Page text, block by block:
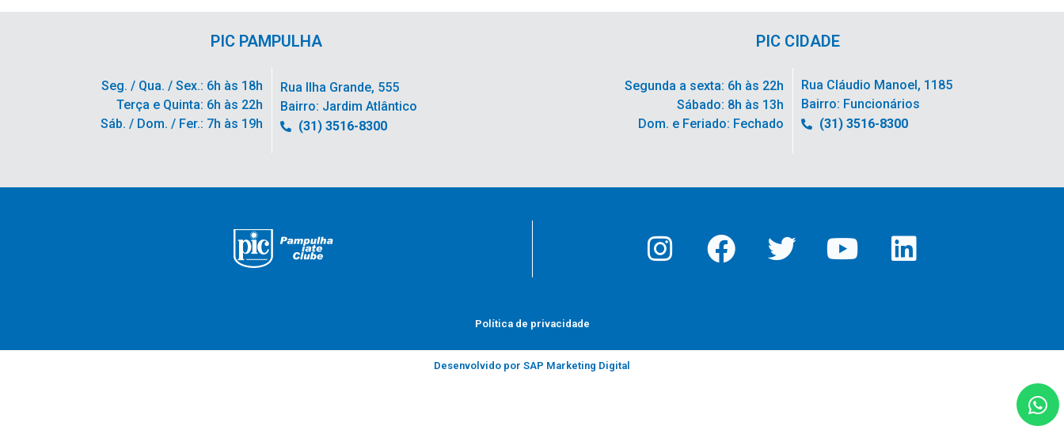
PIC PAMPULHA PIC CIDADE
Seg. / Qua. / Sex.: 6h às 18h
Terça e Quinta: 6h às 22h
Sáb. / Dom. / Fer.: 7h às 19h
Rua Ilha Grande, 555
Bairro: Jardim Atlântico
(31) 3516-8300
Segunda a sexta: 6h às 22h
Sábado: 8h às 13h
Dom. e Feriado: Fechado
Rua Cláudio Manoel, 1185
Bairro: Funcionários
(31) 3516-8300
Política de privacidade
Desenvolvido por SAP Marketing Digital